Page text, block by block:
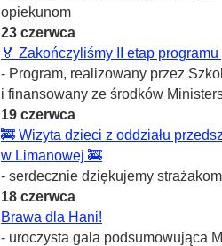
opiekunom
23 czerwca
🏅 Zakończyliśmy II etap programu
- Program, realizowany przez
i finansowany ze środków
19 czerwca
🚒 Wizyta dzieci z oddziału
w Limanowej 🚒
- serdecznie dziękujemy
18 czerwca
Brawa dla Hani!
- uroczysta gala podsumowująca